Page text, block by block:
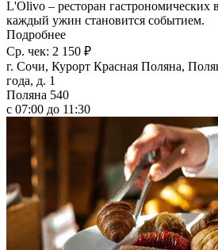
L'Olivo – ресторан гастрономических
каждый ужин становится событием.
Подробнее
Ср. чек: 2 150 ₽
г. Сочи, Курорт Красная Поляна,
года, д. 1
Поляна 540
с 07:00 до 11:30